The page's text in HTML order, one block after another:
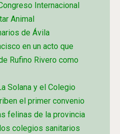
Internacional
Animal
de Ávila
en un acto que
Rufino Rivero como
Solana y el Colegio
el primer convenio
felinas de la provincia
colegios sanitarios